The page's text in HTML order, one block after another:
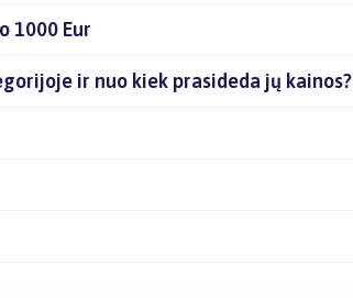
1000 Eur
ir nuo kiek prasideda jų kainos?